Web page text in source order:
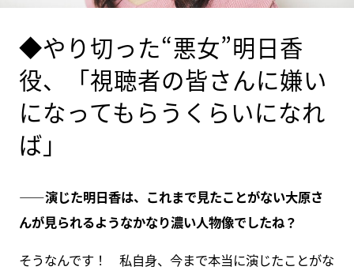
◆やり切った“悪女”明日香
役、「視聴者の皆さんに嫌い
になってもらうくらいになれ
ば」
――演じた明日香は、これまで見たことがない大原さ
んが見られるようなかなり濃い人物像でしたね？
そうなんです！ 私自身、今まで本当に演じたことがな